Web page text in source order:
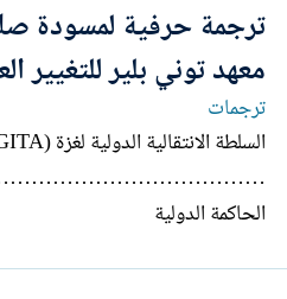
ترجمة حرفية لمسودة
معهد توني بلير
ترجمات
الحاكمة الدولية